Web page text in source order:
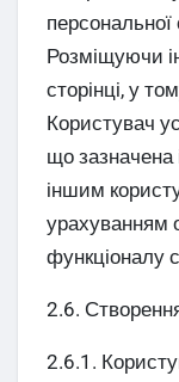
персональної
Розміщуючи
сторінці, у
Користувач
що
іншим
урахуванням
функціоналу
2.6.
2.6.1.